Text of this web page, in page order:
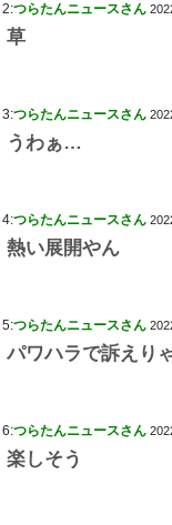
2:つらたんニュースさん
草
3:つらたんニュースさん
うわぁ…
4:つらたんニュースさん
熱い展開やん
5:つらたんニュースさん
パワハラで訴えり
6:つらたんニュースさん
楽しそう